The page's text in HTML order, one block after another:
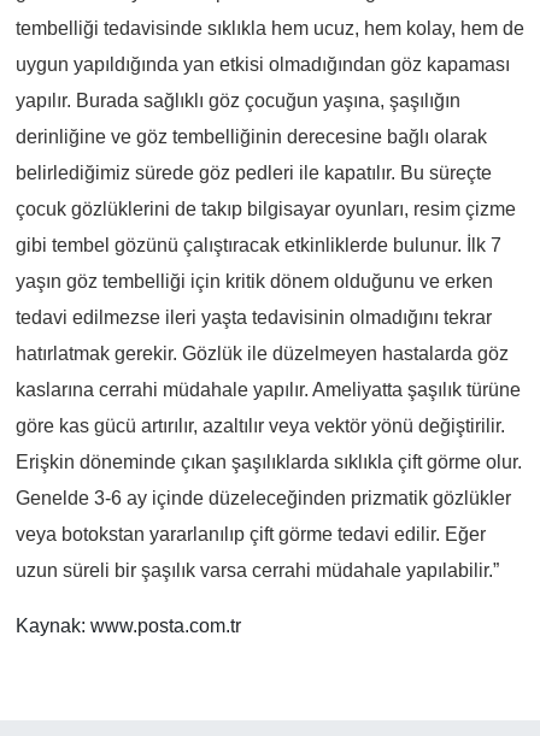
tembelliği tedavisinde sıklıkla hem ucuz, hem kolay, hem de
uygun yapıldığında yan etkisi olmadığından göz kapaması
yapılır. Burada sağlıklı göz çocuğun yaşına, şaşılığın
derinliğine ve göz tembelliğinin derecesine bağlı olarak
belirlediğimiz sürede göz pedleri ile kapatılır. Bu süreçte
çocuk gözlüklerini de takıp bilgisayar oyunları, resim çizme
gibi tembel gözünü çalıştıracak etkinliklerde bulunur. İlk 7
yaşın göz tembelliği için kritik dönem olduğunu ve erken
tedavi edilmezse ileri yaşta tedavisinin olmadığını tekrar
hatırlatmak gerekir. Gözlük ile düzelmeyen hastalarda göz
kaslarına cerrahi müdahale yapılır. Ameliyatta şaşılık türüne
göre kas gücü artırılır, azaltılır veya vektör yönü değiştirilir.
Erişkin döneminde çıkan şaşılıklarda sıklıkla çift görme olur.
Genelde 3-6 ay içinde düzeleceğinden prizmatik gözlükler
veya botokstan yararlanılıp çift görme tedavi edilir. Eğer
uzun süreli bir şaşılık varsa cerrahi müdahale yapılabilir.”
Kaynak: www.posta.com.tr